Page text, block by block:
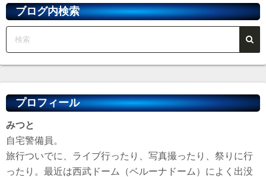
ブブログ内検索
プロフィール
みつと
自宅警備員。
旅行ついでに、ライブ行ったり、写真撮ったり、祭りに行
ったり。最近は西武ドーム（ベルーナドーム）によく出没